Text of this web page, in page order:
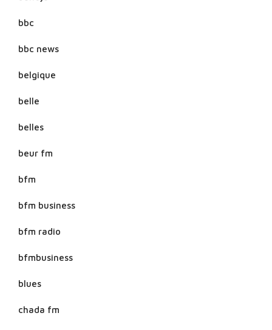
bbc
bbc news
belgique
belle
belles
beur fm
bfm
bfm business
bfm radio
bfmbusiness
blues
chada fm